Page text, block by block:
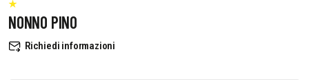
NONNO PINO
Richiedi informazioni